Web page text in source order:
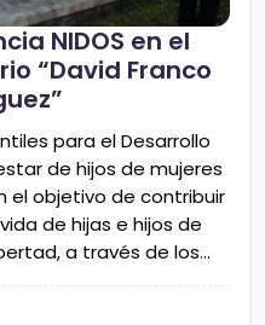
NIDOS en el
“David Franco
para el Desarrollo
de hijos de mujeres
el objetivo de contribuir
de hijas e hijos de
a través de los…